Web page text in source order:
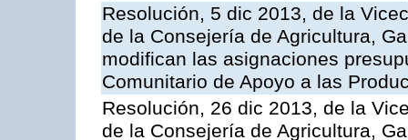
Resolución, 5 dic 2013, de la
de la Consejería de Agricultura,
modifican las asignaciones
Comunitario de Apoyo a las
Resolución, 26 dic 2013, de la
de la Consejería de Agricultura,